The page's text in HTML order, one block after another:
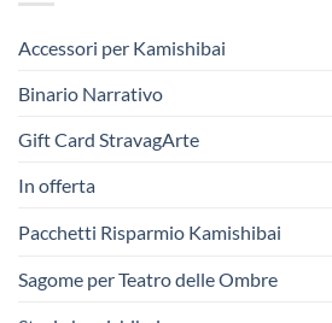
Accessori per Kamishibai
Binario Narrativo
Gift Card StravagArte
In offerta
Pacchetti Risparmio Kamishibai
Sagome per Teatro delle Ombre